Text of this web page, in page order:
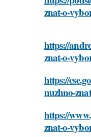
znat-o-
https://
znat-o-
https://
nuzhno-
https://
znat-o-